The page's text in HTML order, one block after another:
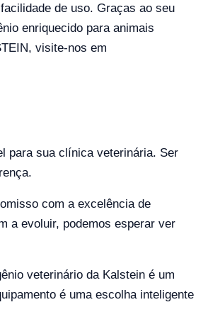
de uso. Graças ao seu
enriquecido para animais
visite-nos em
para sua clínica veterinária. Ser
com a excelência de
a evoluir, podemos esperar ver
veterinário da Kalstein é um
é uma escolha inteligente